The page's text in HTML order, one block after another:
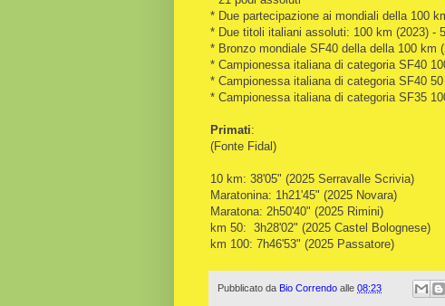
* Due partecipazione ai mondiali della 100
* Due titoli italiani assoluti: 100 km (2023) -
* Bronzo mondiale SF40 della della 100 km
* Campionessa italiana di categoria SF40
* Campionessa italiana di categoria SF40
* Campionessa italiana di categoria SF35
Primati:
(Fonte Fidal)
10 km: 38'05" (2025 Serravalle Scrivia)
Maratonina: 1h21'45" (2025 Novara)
Maratona: 2h50'40" (2025 Rimini)
km 50: 3h28'02" (2025 Castel Bolognese)
km 100: 7h46'53" (2025 Passatore)
Pubblicato da Bio Correndo alle 08:23